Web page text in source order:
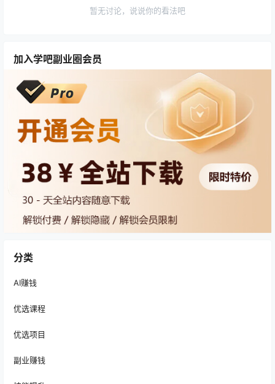
暂无讨论，说说你的看法吧
加入学吧副业圈会员
分类
AI赚钱
优选课程
优选项目
副业赚钱